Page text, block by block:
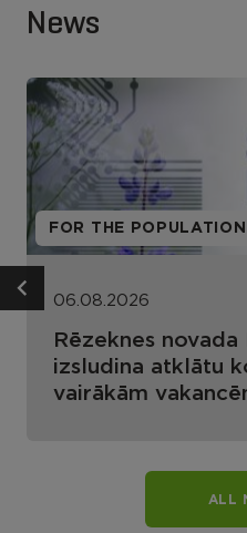
News
FOR THE POPULATION
06.08.2026
Rēzeknes novada
izsludina atklātu
vairākām
ALL